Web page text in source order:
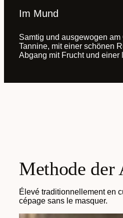
Im Mund
Samtig und ausgewogen
Tannine, mit einer schönen
Abgang mit Frucht und einer
Methode der
Élevé traditionnellement en
cépage sans le masquer.